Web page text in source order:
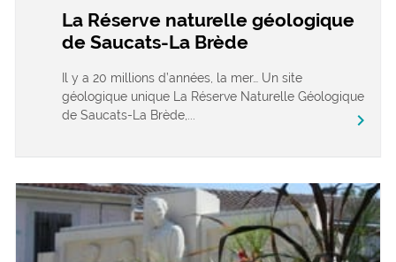
La Réserve naturelle géologique
de Saucats-La Brède
Il y a 20 millions d’années, la mer… Un site
géologique unique La Réserve Naturelle Géologique
de Saucats-La Brède,...
chevron_right